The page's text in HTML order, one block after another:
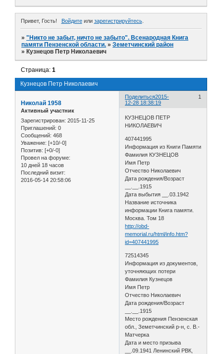
Привет, Гость! Войдитеили зарегистрируйтесь.
»"Никто не забыт, ничто не забыто". Всенародная Книга
памяти Пензенской области. »Земетчинский район
» Кузнецов Петр Николаевич
Кузнецов Петр Николаевич
Страница:1
Поделиться 1
2015-
12-28 18:38:19
Николай 1958
Активный участник
Зарегистрирован: 2015-11-25
Приглашений: 0
Сообщений: 468
Уважение: [+10/-0]
Позитив: [+0/-0]
Провел на форуме:
10 дней 18 часов
Последний визит:
2016-05-14 20:58:06
КУЗНЕЦОВ ПЕТР
НИКОЛАЕВИЧ
407441995
Информация из Книги Памяти
Фамилия КУЗНЕЦОВ
Имя Петр
Отчество Николаевич
Дата рождения/Возраст
__.__.1915
Дата выбытия __.03.1942
Название источника
информации Книга памяти.
Москва. Том 18
http://obd-
memorial.ru/html/info.htm?
id=407441995
72514345
Информация из документов,
уточняющих потери
Фамилия Кузнецов
Имя Петр
Отчество Николаевич
Дата рождения/Возраст
__.__.1915
Место рождения Пензенская
обл., Земетчинский р-н, с. В.-
Матчерка
Дата и место призыва
__.09.1941 Ленинский РВК,